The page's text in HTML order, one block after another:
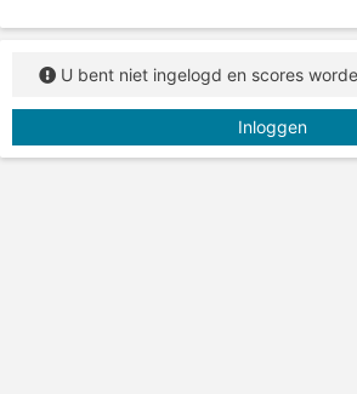
U bent niet ingelogd en scores
Inloggen